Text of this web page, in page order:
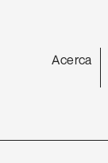
Acerca